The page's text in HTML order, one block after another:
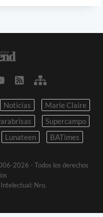
Noticias
Marie Claire
Supercampo
Lunateen BATimes
2026 - Todos los derechos
Nro.